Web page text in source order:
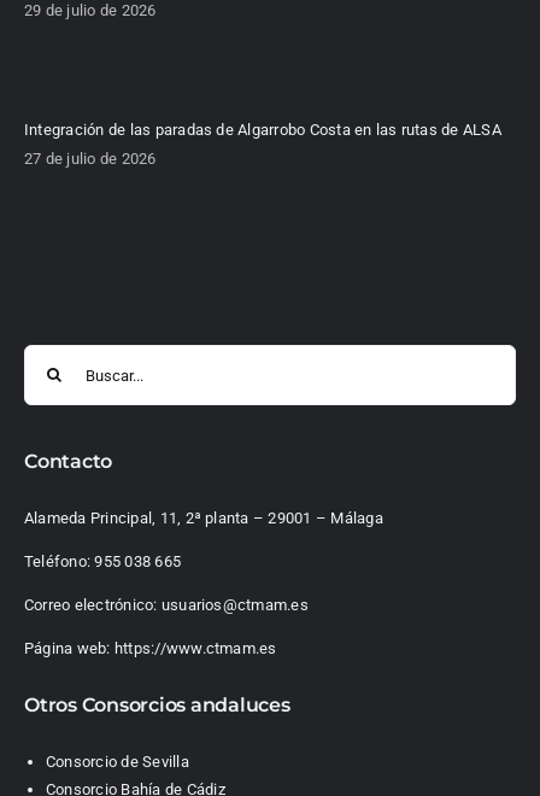
29 de julio de 2026
Integración de las paradas de Algarrobo Costa en las rutas de ALSA
27 de julio de 2026
Contacto
Alameda Principal, 11, 2ª planta – 29001 – Málaga
Teléfono:955 038 665
Correo electrónico: usuarios@ctmam.es
Página web: https://www.ctmam.es
Otros Consorcios andaluces
Consorcio de Sevilla
Consorcio Bahía de Cádiz